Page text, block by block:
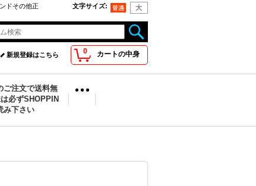
ドその他正
文字サイズ:
0 カートの中身
新規登録はこちら
ご注文で送料無
必ずSHOPPIN
み下さい